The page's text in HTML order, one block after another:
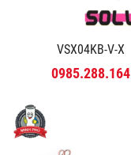
VSX04KB-V-X
0985.288.164